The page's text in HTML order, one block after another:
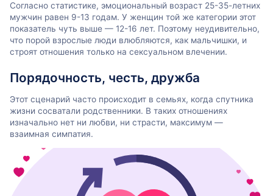
Согласно статистике, эмоциональный возраст 25-35-летних
мужчин равен 9-13 годам. У женщин той же категории этот
показатель чуть выше — 12-16 лет. Поэтому неудивительно,
что порой взрослые люди влюбляются, как мальчишки, и
строят отношения только на сексуальном влечении.
Порядочность, честь, дружба
Этот сценарий часто происходит в семьях, когда спутника
жизни сосватали родственники. В таких отношениях
изначально нет ни любви, ни страсти, максимум —
взаимная симпатия.